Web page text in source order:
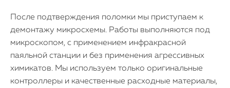
После подтверждения поломки мы приступаем к
демонтажу микросхемы. Работы выполняются под
микроскопом, с применением инфракрасной
паяльной станции и без применения агрессивных
химикатов. Мы используем только оригинальные
контроллеры и качественные расходные материалы,